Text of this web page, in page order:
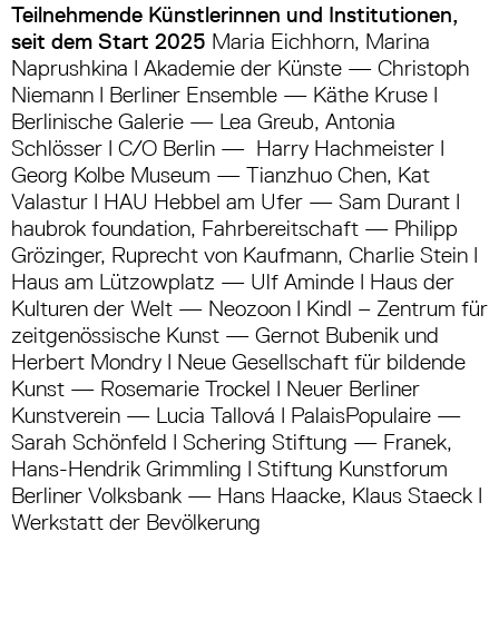
Teilnehmende Künstlerinnen und Institutionen,
seit dem Start 2025 Maria Eichhorn, Marina
Naprushkina I Akademie der Künste — Christoph
Niemann I Berliner Ensemble — Käthe Kruse I
Berlinische Galerie — Lea Greub, Antonia
Schlösser I C/O Berlin — Harry Hachmeister I
Georg Kolbe Museum — Tianzhuo Chen, Kat
Valastur I HAU Hebbel am Ufer — Sam Durant I
haubrok foundation, Fahrbereitschaft — Philipp
Grözinger, Ruprecht von Kaufmann, Charlie Stein I
Haus am Lützowplatz — Ulf Aminde I Haus der
Kulturen der Welt — Neozoon I Kindl – Zentrum für
zeitgenössische Kunst — Gernot Bubenik und
Herbert Mondry I Neue Gesellschaft für bildende
Kunst — Rosemarie Trockel I Neuer Berliner
Kunstverein — Lucia Tallová I PalaisPopulaire —
Sarah Schönfeld I Schering Stiftung — Franek,
Hans-Hendrik Grimmling I Stiftung Kunstforum
Berliner Volksbank — Hans Haacke, Klaus Staeck I
Werkstatt der Bevölkerung